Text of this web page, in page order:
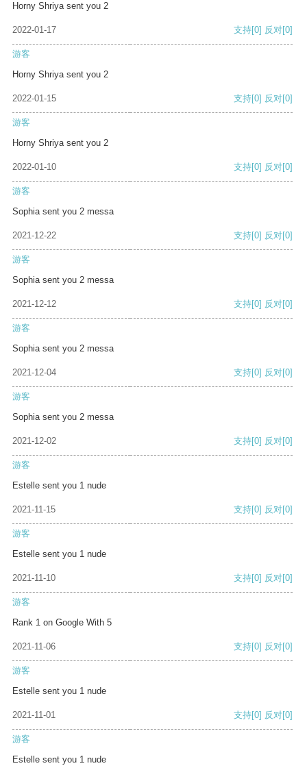
Horny Shriya sent you 2
2022-01-17 支持[0] 反对[0]
游客
Horny Shriya sent you 2
2022-01-15 支持[0] 反对[0]
游客
Horny Shriya sent you 2
2022-01-10 支持[0] 反对[0]
游客
Sophia sent you 2 messa
2021-12-22 支持[0] 反对[0]
游客
Sophia sent you 2 messa
2021-12-12 支持[0] 反对[0]
游客
Sophia sent you 2 messa
2021-12-04 支持[0] 反对[0]
游客
Sophia sent you 2 messa
2021-12-02 支持[0] 反对[0]
游客
Estelle sent you 1 nude
2021-11-15 支持[0] 反对[0]
游客
Estelle sent you 1 nude
2021-11-10 支持[0] 反对[0]
游客
Rank 1 on Google With 5
2021-11-06 支持[0] 反对[0]
游客
Estelle sent you 1 nude
2021-11-01 支持[0] 反对[0]
游客
Estelle sent you 1 nude